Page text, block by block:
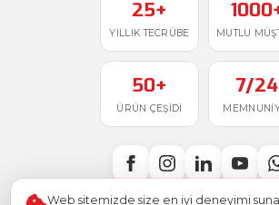
25+
YILLIK TECRÜBE MUTLU
50+
ÜRÜN ÇEŞIDI
7/24
Web sitemizde size en iyi deneyimi